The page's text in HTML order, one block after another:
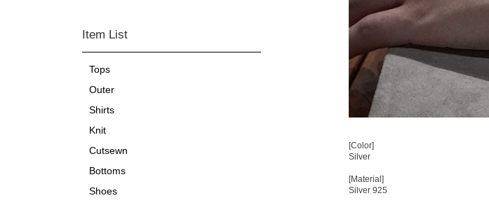
Item List
Tops
Outer
Shirts
Knit
Cutsewn
Bottoms
Shoes
[Color]
Silver
[Material]
Silver 925